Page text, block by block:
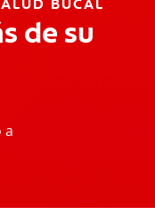
BUCAL
de su
a